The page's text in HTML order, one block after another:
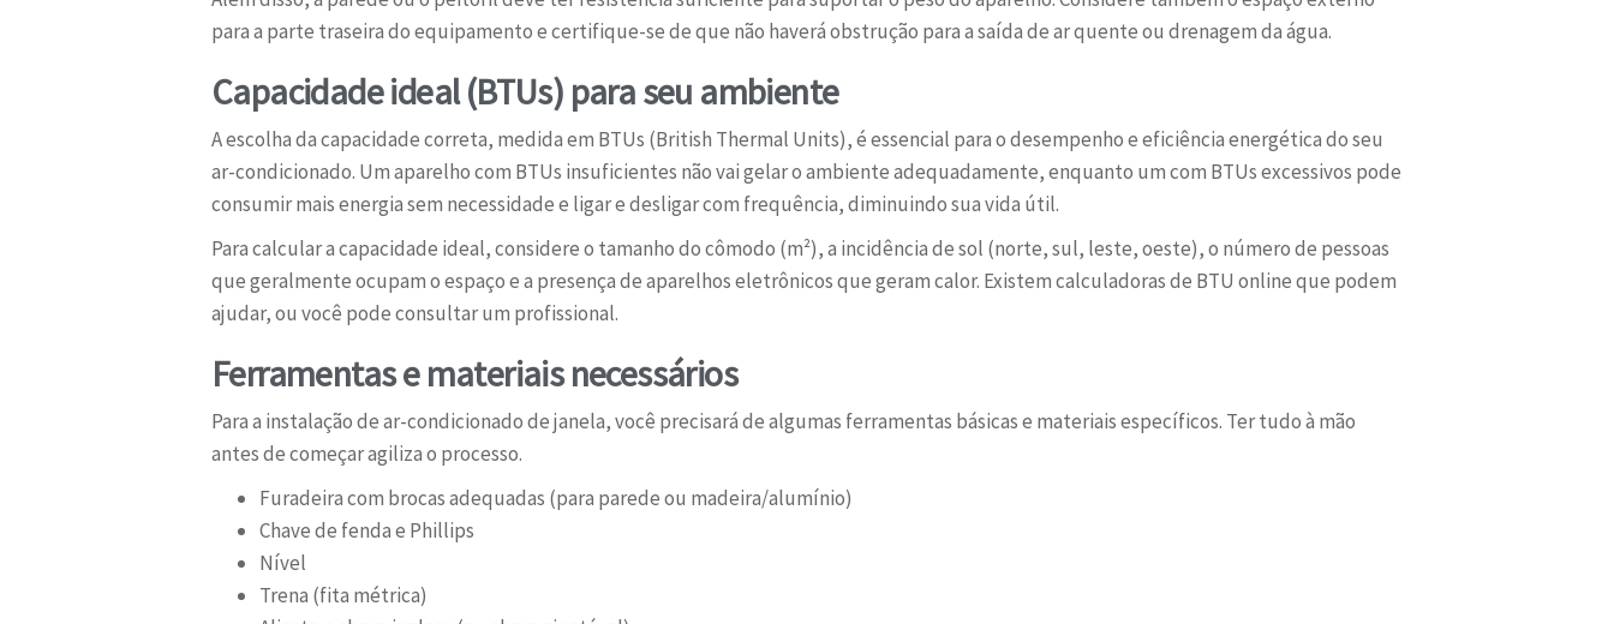
para a parte traseira do equipamento e certifique-se de que não haverá obstrução para a saída de ar quente ou drenagem da água.
Capacidade ideal (BTUs) para seu ambiente
A escolha da capacidade correta, medida em BTUs (British Thermal Units), é essencial para o desempenho e eficiência energética do seu
ar-condicionado. Um aparelho com BTUs insuficientes não vai gelar o ambiente adequadamente, enquanto um com BTUs excessivos pode
consumir mais energia sem necessidade e ligar e desligar com frequência, diminuindo sua vida útil.
Para calcular a capacidade ideal, considere o tamanho do cômodo (m²), a incidência de sol (norte, sul, leste, oeste), o número de pessoas
que geralmente ocupam o espaço e a presença de aparelhos eletrônicos que geram calor. Existem calculadoras de BTU online que podem
ajudar, ou você pode consultar um profissional.
Ferramentas e materiais necessários
Para a instalação de ar-condicionado de janela, você precisará de algumas ferramentas básicas e materiais específicos. Ter tudo à mão
antes de começar agiliza o processo.
Furadeira com brocas adequadas (para parede ou madeira/alumínio)
Chave de fenda e Phillips
Nível
Trena (fita métrica)